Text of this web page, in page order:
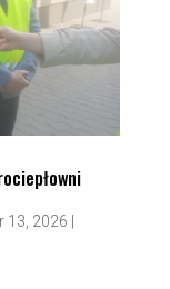
13, 2026 |